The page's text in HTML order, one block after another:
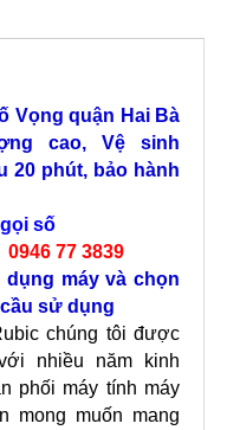
Vọng quận Hai Bà
cao, Vệ sinh
20 phút, bảo hành
số
77 3839
máy và chọn
sử dụng
chúng tôi được
nhiều năm kinh
phối máy tính máy
mong muốn mang